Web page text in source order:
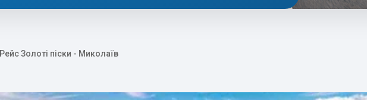
Рейс Золоті піски - Миколаїв